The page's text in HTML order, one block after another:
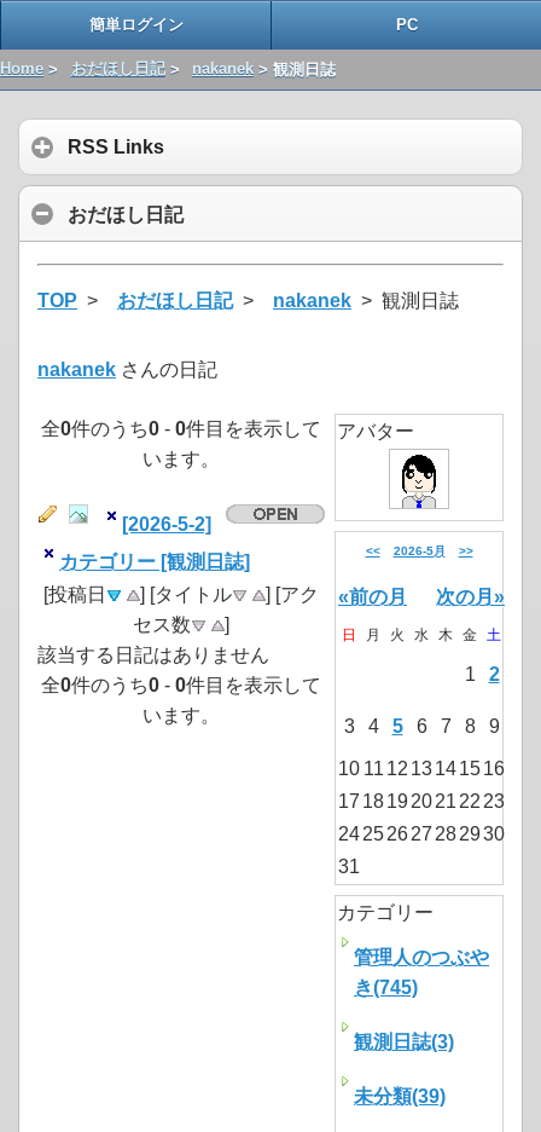
簡単ログイン PC
Home > おだほし日記> nakanek > 観測日誌
RSS Links
おだほし日記
TOP > おだほし日記> nakanek > 観測日誌
nakanek さんの日記
全0件のうち0 - 0件目を表示して
います。
[2026-5-2]
カテゴリー [観測日誌]
[投稿日
] [タイトル
] [アク
セス数
]
該当する日記はありません
全0件のうち0 - 0件目を表示して
います。
アバター
<< 2026-5月 >>
«前の月 次の月»
日 月 火 水 木 金 土
1 2
3 4 5 6 7 8 9
10 11 12 13141516
17 18192021 22 23
24252627 282930
31
カテゴリー
管理人のつぶや
き(745)
観測日誌(3)
未分類(39)